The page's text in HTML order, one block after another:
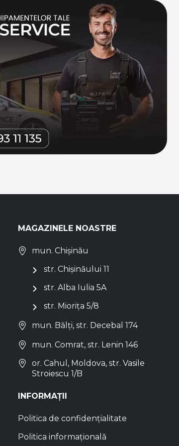
MAGAZINELE NOASTRE
mun. Chișinău
str. Chișinăului 11
str. Alba Iulia 5A
str. Miorița 5/8
mun. Bălți, str. Decebal 174
mun. Comrat, str. Lenin 146
or. Cahul, Moldova, str. Vasile
Stroiescu 1/B
INFORMAȚII
Politica de confidențialitate
Politica informațională